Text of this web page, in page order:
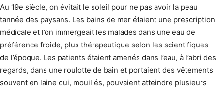
Au 19e siècle, on évitait le soleil pour ne pas avoir la peau
tannée des paysans. Les bains de mer étaient une prescription
médicale et l’on immergeait les malades dans une eau de
préférence froide, plus thérapeutique selon les scientifiques
de l’époque. Les patients étaient amenés dans l’eau, à l’abri des
regards, dans une roulotte de bain et portaient des vêtements
souvent en laine qui, mouillés, pouvaient atteindre plusieurs